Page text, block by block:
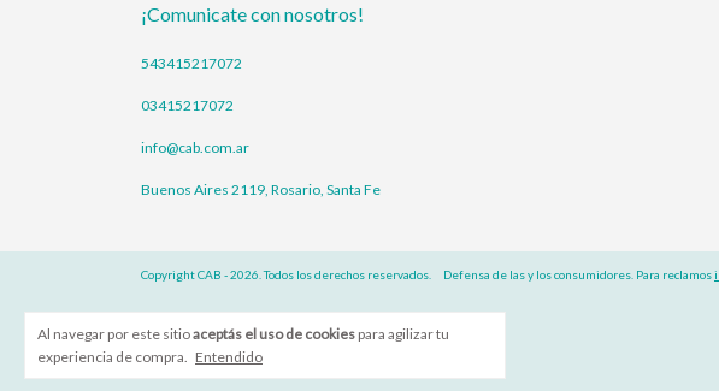
Al navegar por este sitioaceptás el uso de cookies para agilizar tu
experiencia de compra. Entendido
¡Comunicate con nosotros!
543415217072
03415217072
info@cab.com.ar
Buenos Aires 2119, Rosario, Santa Fe
Copyright CAB - 2026. Todos los derechos reservados. Defensa de las y los consumidores. Para reclamos